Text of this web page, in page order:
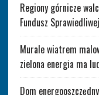
Regiony górnicze
Fundusz
Murale wiatrem
zielona energia ma
Dom